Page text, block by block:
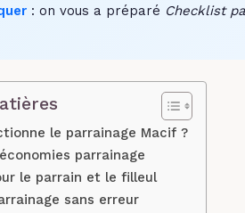
: on vous a préparé Checklist
le parrainage Macif ?
parrainage
le parrain et le filleul
sans erreur